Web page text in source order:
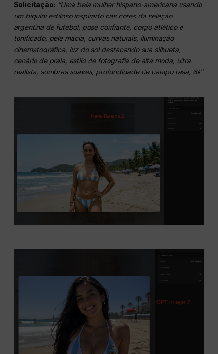
Solicitação: “Uma bela mulher hispano-americana usando
um biquíni estiloso inspirado nas cores da seleção
argentina de futebol, pose confiante, corpo atlético e
tonificado, pele macia, curvas naturais, iluminação
cinematográfica, luz do sol destacando sua silhueta,
cenário de praia, estilo de fotografia de alta moda, ultra
realista, sombras suaves, profundidade de campo rasa, 8k“